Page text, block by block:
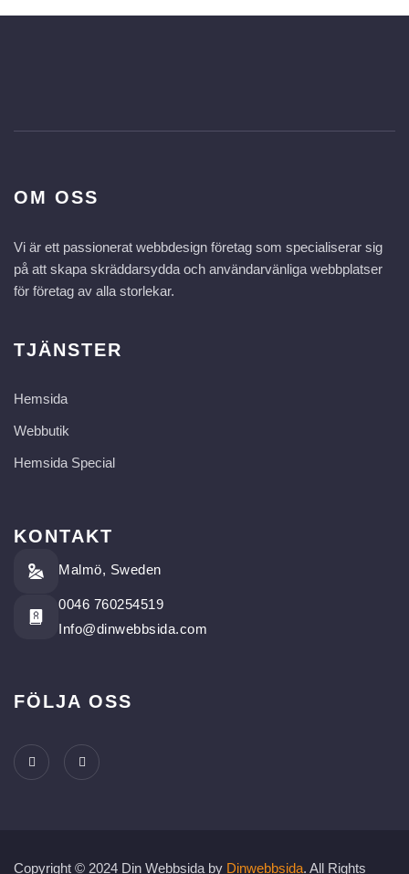
OM OSS
Vi är ett passionerat webbdesign företag som specialiserar sig
på att skapa skräddarsydda och användarvänliga webbplatser
för företag av alla storlekar.
TJÄNSTER
Hemsida
Webbutik
Hemsida Special
KONTAKT
Malmö, Sweden
0046 760254519
Info@dinwebbsida.com
FÖLJA OSS
Copyright © 2024 Din Webbsida by Dinwebbsida. All Rights